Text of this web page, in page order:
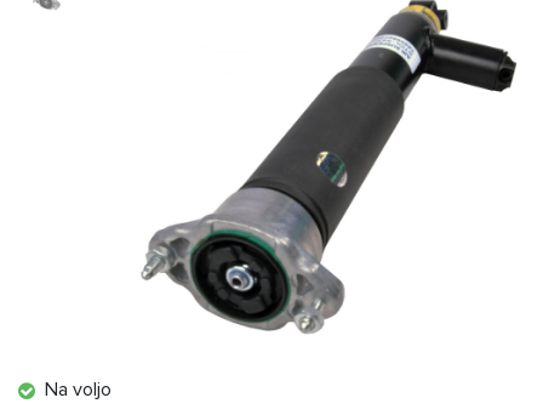
Na voljo